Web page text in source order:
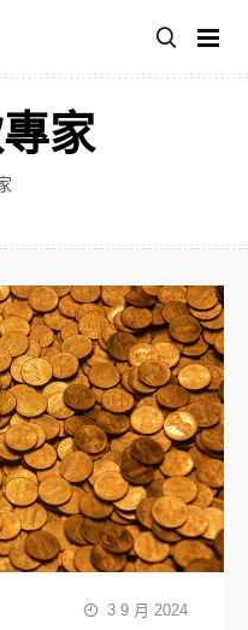
家
3 9 月 2024